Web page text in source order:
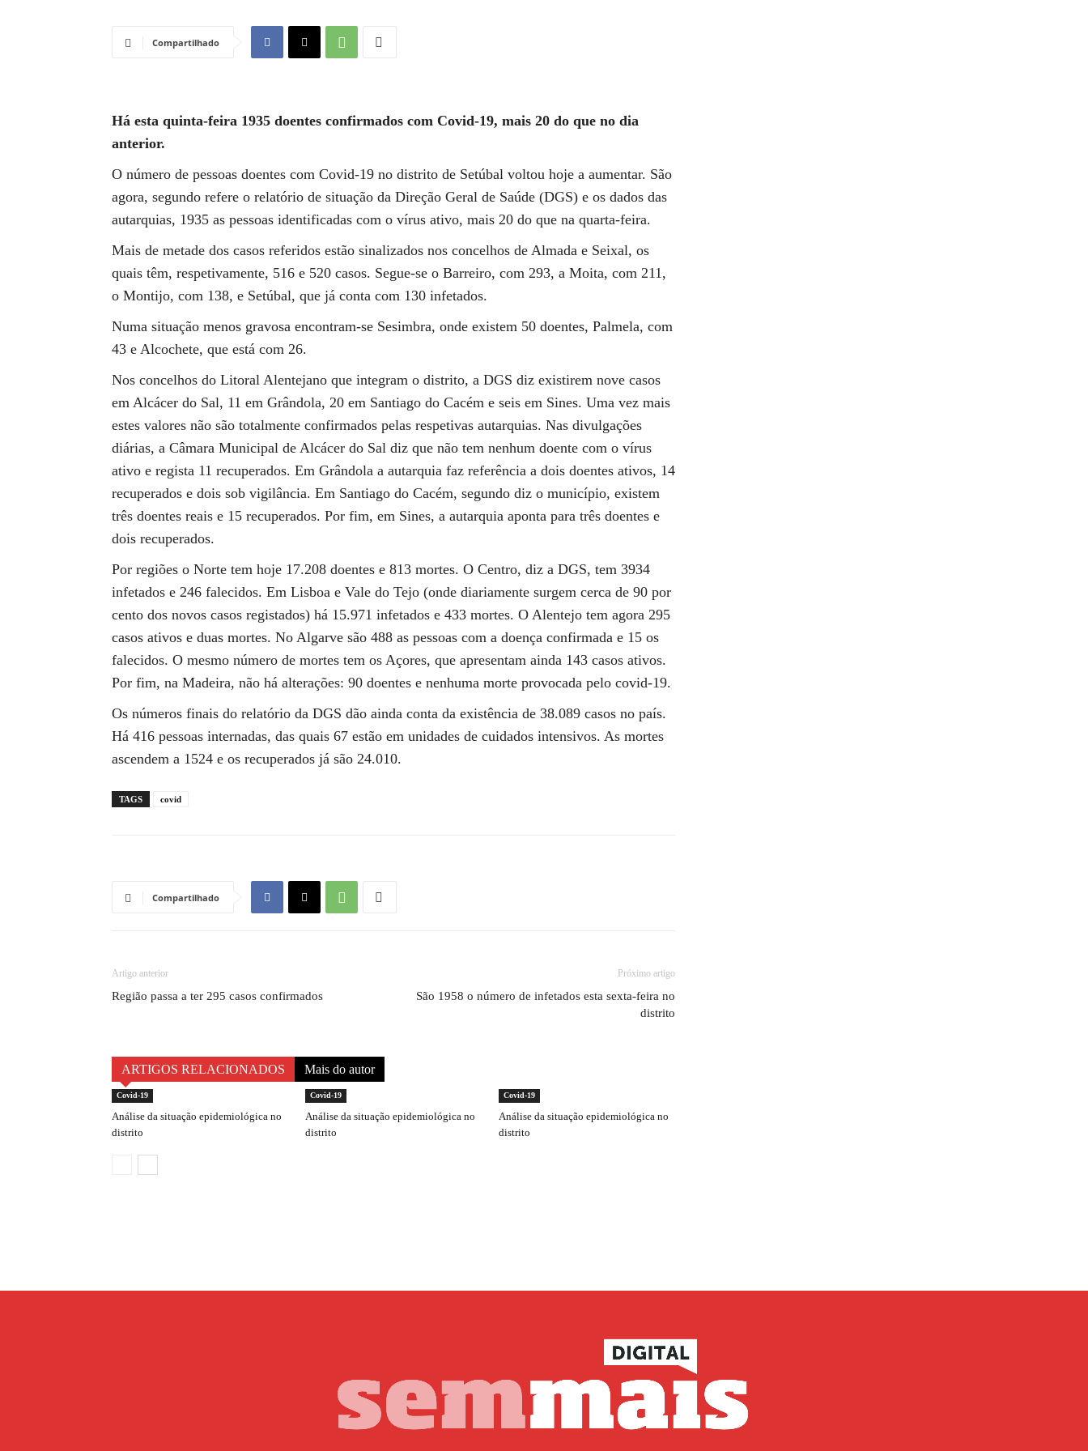
Compartilhado
Há esta quinta-feira 1935 doentes confirmados com Covid-19, mais 20 do que no dia
anterior.
O número de pessoas doentes com Covid-19 no distrito de Setúbal voltou hoje a aumentar. São
agora, segundo refere o relatório de situação da Direção Geral de Saúde (DGS) e os dados das
autarquias, 1935 as pessoas identificadas com o vírus ativo, mais 20 do que na quarta-feira.
Mais de metade dos casos referidos estão sinalizados nos concelhos de Almada e Seixal, os
quais têm, respetivamente, 516 e 520 casos. Segue-se o Barreiro, com 293, a Moita, com 211,
o Montijo, com 138, e Setúbal, que já conta com 130 infetados.
Numa situação menos gravosa encontram-se Sesimbra, onde existem 50 doentes, Palmela, com
43 e Alcochete, que está com 26.
Nos concelhos do Litoral Alentejano que integram o distrito, a DGS diz existirem nove casos
em Alcácer do Sal, 11 em Grândola, 20 em Santiago do Cacém e seis em Sines. Uma vez mais
estes valores não são totalmente confirmados pelas respetivas autarquias. Nas divulgações
diárias, a Câmara Municipal de Alcácer do Sal diz que não tem nenhum doente com o vírus
ativo e regista 11 recuperados. Em Grândola a autarquia faz referência a dois doentes ativos, 14
recuperados e dois sob vigilância. Em Santiago do Cacém, segundo diz o município, existem
três doentes reais e 15 recuperados. Por fim, em Sines, a autarquia aponta para três doentes e
dois recuperados.
Por regiões o Norte tem hoje 17.208 doentes e 813 mortes. O Centro, diz a DGS, tem 3934
infetados e 246 falecidos. Em Lisboa e Vale do Tejo (onde diariamente surgem cerca de 90 por
cento dos novos casos registados) há 15.971 infetados e 433 mortes. O Alentejo tem agora 295
casos ativos e duas mortes. No Algarve são 488 as pessoas com a doença confirmada e 15 os
falecidos. O mesmo número de mortes tem os Açores, que apresentam ainda 143 casos ativos.
Por fim, na Madeira, não há alterações: 90 doentes e nenhuma morte provocada pelo covid-19.
Os números finais do relatório da DGS dão ainda conta da existência de 38.089 casos no país.
Há 416 pessoas internadas, das quais 67 estão em unidades de cuidados intensivos. As mortes
ascendem a 1524 e os recuperados já são 24.010.
TAGS covid
Compartilhado
Artigo anterior
Região passa a ter 295 casos confirmados
Próximo artigo
São 1958 o número de infetados esta sexta-feira no
distrito
ARTIGOS RELACIONADOS Mais do autor
Covid-19
Análise da situação epidemiológica no
distrito
Covid-19
Análise da situação epidemiológica no
distrito
Covid-19
Análise da situação epidemiológica no
distrito